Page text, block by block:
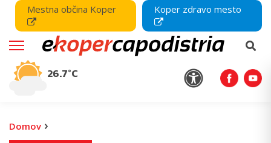
Mestna občina Koper Koper zdravo mesto
26.7°C
Domov ›